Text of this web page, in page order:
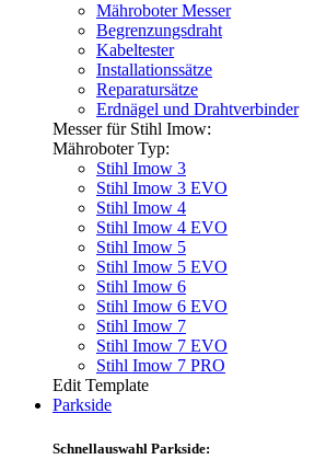
Mähroboter Messer
Begrenzungsdraht
Kabeltester
Installationssätze
Reparatursätze
Erdnägel und Drahtverbinder
Messer für Stihl Imow:
Mähroboter Typ:
Stihl Imow 3
Stihl Imow 3 EVO
Stihl Imow 4
Stihl Imow 4 EVO
Stihl Imow 5
Stihl Imow 5 EVO
Stihl Imow 6
Stihl Imow 6 EVO
Stihl Imow 7
Stihl Imow 7 EVO
Stihl Imow 7 PRO
Edit Template
Parkside
Schnellauswahl Parkside: